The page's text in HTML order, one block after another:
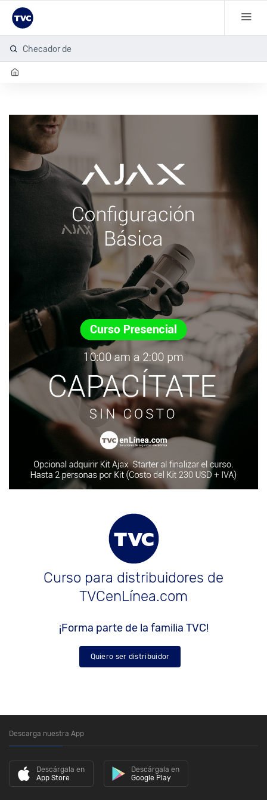
Checador de hu
Curso para distribuidores de
TVCenLínea.com
¡Forma parte de la familia TVC!
Quiero ser distribuidor
Descarga nuestra App
Descárgala en
App Store
Descárgala en
Google Play